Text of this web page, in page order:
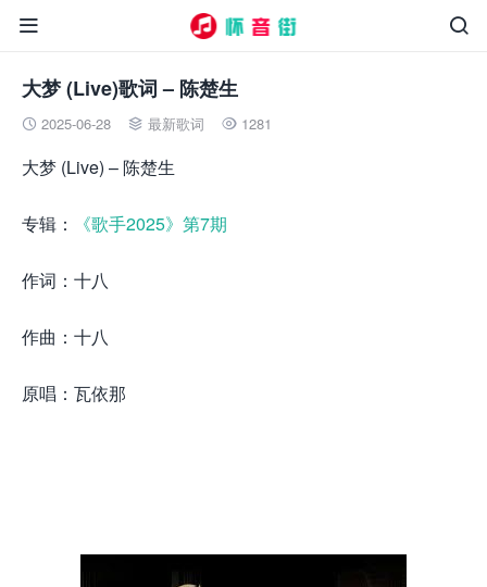


大梦 (Live)歌词 – 陈楚生
 2025-06-28  最新歌词  1281
大梦 (Live) – 陈楚生
专辑： 《歌手2025》第7期
作词：十八
作曲：十八
原唱：瓦依那